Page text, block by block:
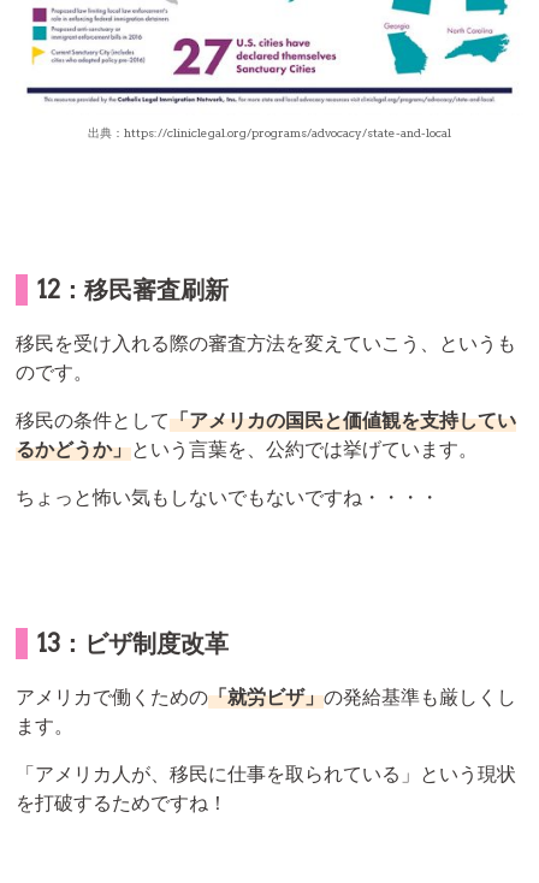
出典：https://cliniclegal.org/programs/advocacy/state-and-local
12：移民審査刷新
移民を受け入れる際の審査方法を変えていこう、というも
のです。
移民の条件として「アメリカの国民と価値観を支持してい
るかどうか」という言葉を、公約では挙げています。
ちょっと怖い気もしないでもないですね・・・・
13：ビザ制度改革
アメリカで働くための「就労ビザ」の発給基準も厳しくし
ます。
「アメリカ人が、移民に仕事を取られている」という現状
を打破するためですね！